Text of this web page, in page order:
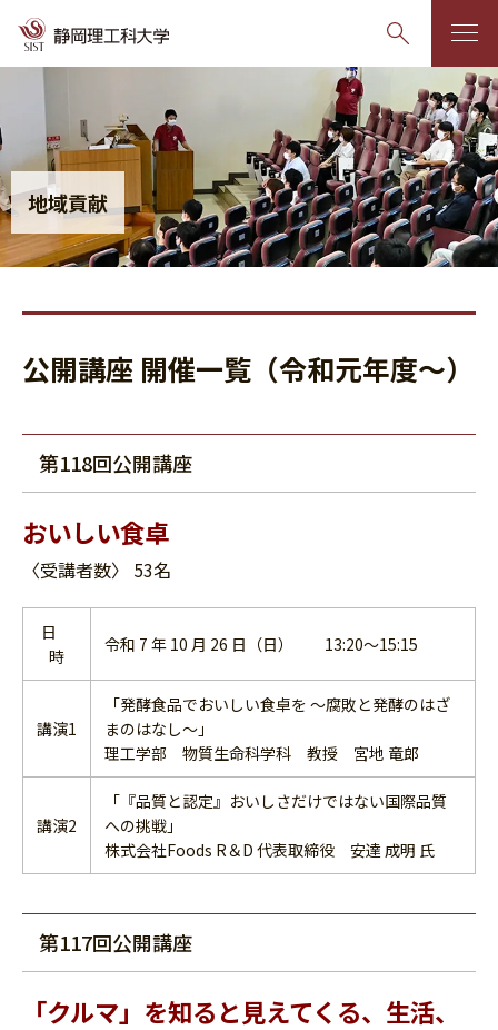
ー
バ
ル
ナ
ビ
へカ
ル
ナ
ビ
ゲ
タ
ー
へ 地域貢献
公開講座 開催一覧（令和元年度～）
第118回公開講座
おいしい食卓
〈受講者数〉 53名
日
時
令和 7 年 10 月 26 日（日） 13:20～15:15
講演1
「発酵食品でおいしい食卓を ～腐敗と発酵のはざ
まのはなし～」
理工学部 物質生命科学科 教授 宮地 竜郎
講演2
「『品質と認定』おいしさだけではない国際品質
への挑戦」
株式会社Foods R＆D 代表取締役 安達 成明 氏
第117回公開講座
「クルマ」を知ると見えてくる、生活、